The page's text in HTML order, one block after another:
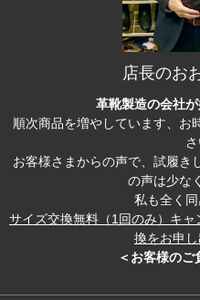
店長のお
革靴製造の会社
順次商品を増やしています、お
さ
お客様さまからの声で、試履き
の声は少な
私も全く同
サイズ交換無料（1回のみ）キ
換をお申し
＜お客様のご